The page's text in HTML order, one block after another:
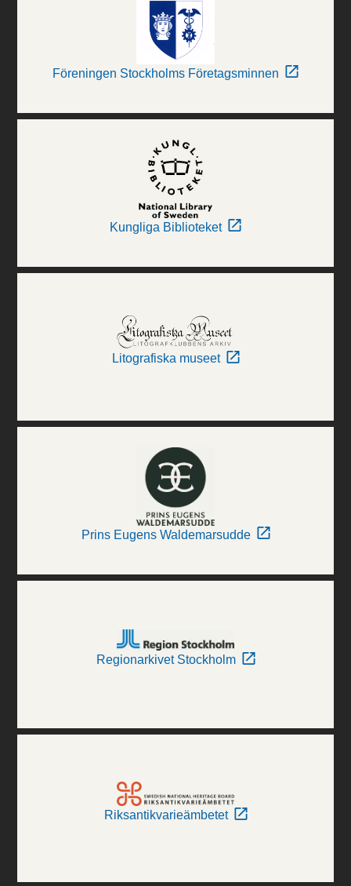
Föreningen Stockholms Företagsminnen
Kungliga Biblioteket
Litografiska museet
Prins Eugens Waldemarsudde
Regionarkivet Stockholm
Riksantikvarieämbetet